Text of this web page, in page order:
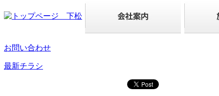
お問い合わせ
最新チラシ